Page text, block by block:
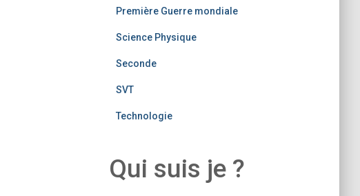
Première Guerre mondiale
Science Physique
Seconde
SVT
Technologie
Qui suis je ?